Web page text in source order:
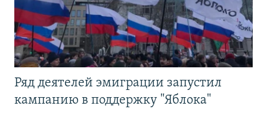
Ряд деятелей эмиграции запустил
кампанию в поддержку "Яблока"